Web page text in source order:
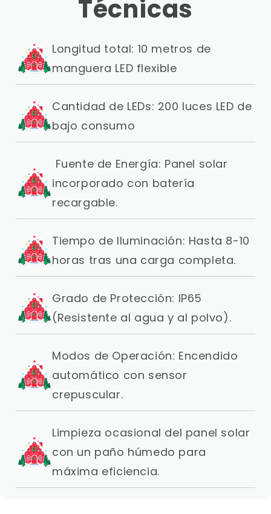
Técnicas
Longitud total: 10 metros de
manguera LED flexible
Cantidad de LEDs: 200 luces LED de
bajo consumo
Fuente de Energía: Panel solar
incorporado con batería
recargable.
Tiempo de Iluminación: Hasta 8-10
horas tras una carga completa.
Grado de Protección: IP65
(Resistente al agua y al polvo).
Modos de Operación: Encendido
automático con sensor
crepuscular.
Limpieza ocasional del panel solar
con un paño húmedo para
máxima eficiencia.